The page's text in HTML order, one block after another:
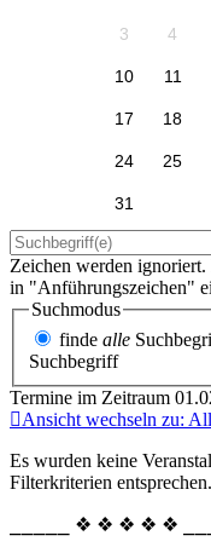
3 4
10 11
17 18
24 25
31
Zeichen werden
in "Anführungszeichen"
Suchmodus
finde alle
Suchbegriff
Termine im Zeitraum
Ansicht wechseln zu:
Es wurden keine
Filterkriterien entsprechen.
⎯⎯⎯⎯⎯ ❖ ❖ ❖ ❖ ❖